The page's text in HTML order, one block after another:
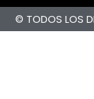
© TODOS LOS